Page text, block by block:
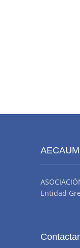
AECAUM
Entidad